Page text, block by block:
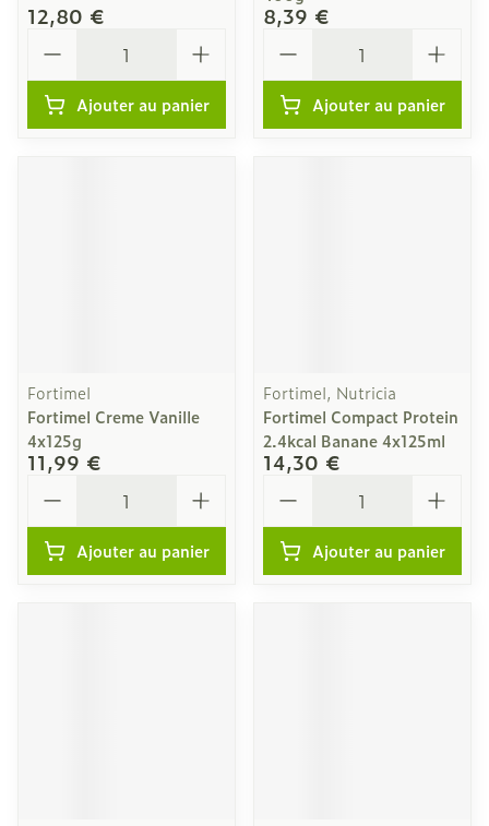
12,80 €
Ajouter au panier
8,39 €
Ajouter au panier
Fortimel
Fortimel Creme Vanille
4x125g
11,99 €
Ajouter au panier
Fortimel, Nutricia
Fortimel Compact Protein
2.4kcal Banane 4x125ml
14,30 €
Ajouter au panier